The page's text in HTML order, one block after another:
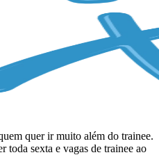
quer ir muito além do trainee.
toda sexta e vagas de trainee ao